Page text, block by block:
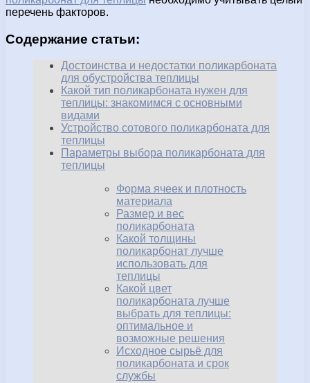
перечень факторов.
Содержание статьи:
Достоинства и недостатки поликарбоната
для обустройства теплицы
Какой тип поликарбоната нужен для
теплицы: знакомимся с основными
видами
Устройство сотового поликарбоната для
теплицы
Параметры выбора поликарбоната для
теплицы
Форма ячеек и плотность
материала
Размер и вес
поликарбоната
Какой толщины
поликарбонат лучше
использовать для
теплицы
Какой цвет
поликарбоната лучше
выбрать для теплицы:
оптимальное и
возможные решения
Исходное сырьё для
поликарбоната и срок
службы